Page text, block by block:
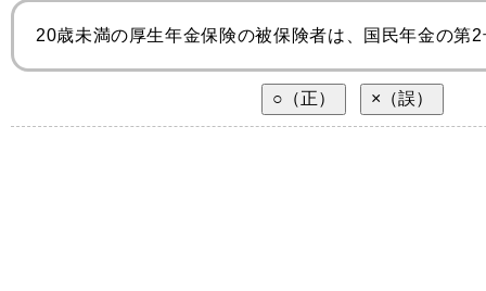
20歳未満の厚生年金保険の被保険者は、国民年金の第